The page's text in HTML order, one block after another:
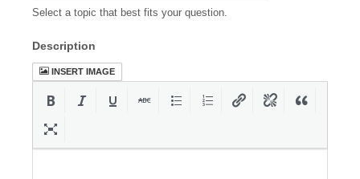
Select a topic that best fits your question.
Description
INSERT IMAGE